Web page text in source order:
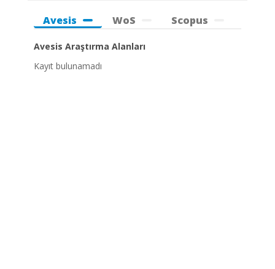
Avesis WoS Scopus
Avesis Araştırma Alanları
Kayıt bulunamadı